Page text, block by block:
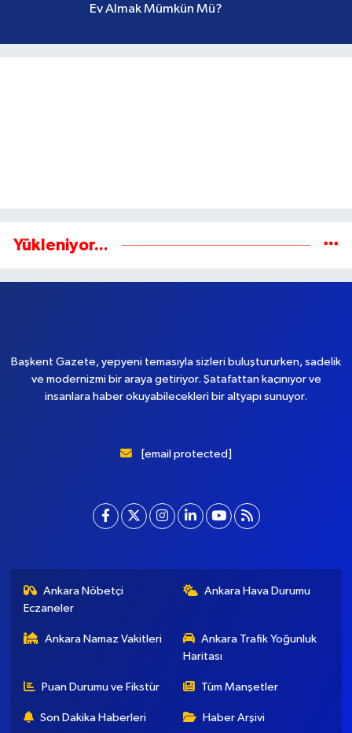
Sorun belediye yolsuzlukları değil!
Başkent Gazete, yepyeni temasıyla sizleri buluştururken, sadelik
Eczaneler
Ankara Namaz Vakitleri
Ankara Trafik Yoğunluk